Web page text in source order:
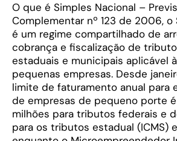
O que é Simples Nacional –
Complementar nº 123 de 2006, o
é um regime compartilhado de
cobrança e fiscalização de
estaduais e municipais aplicável
pequenas empresas. Desde
limite de faturamento anual para
de empresas de pequeno porte é
milhões para tributos federais e
para os tributos estadual (ICMS)